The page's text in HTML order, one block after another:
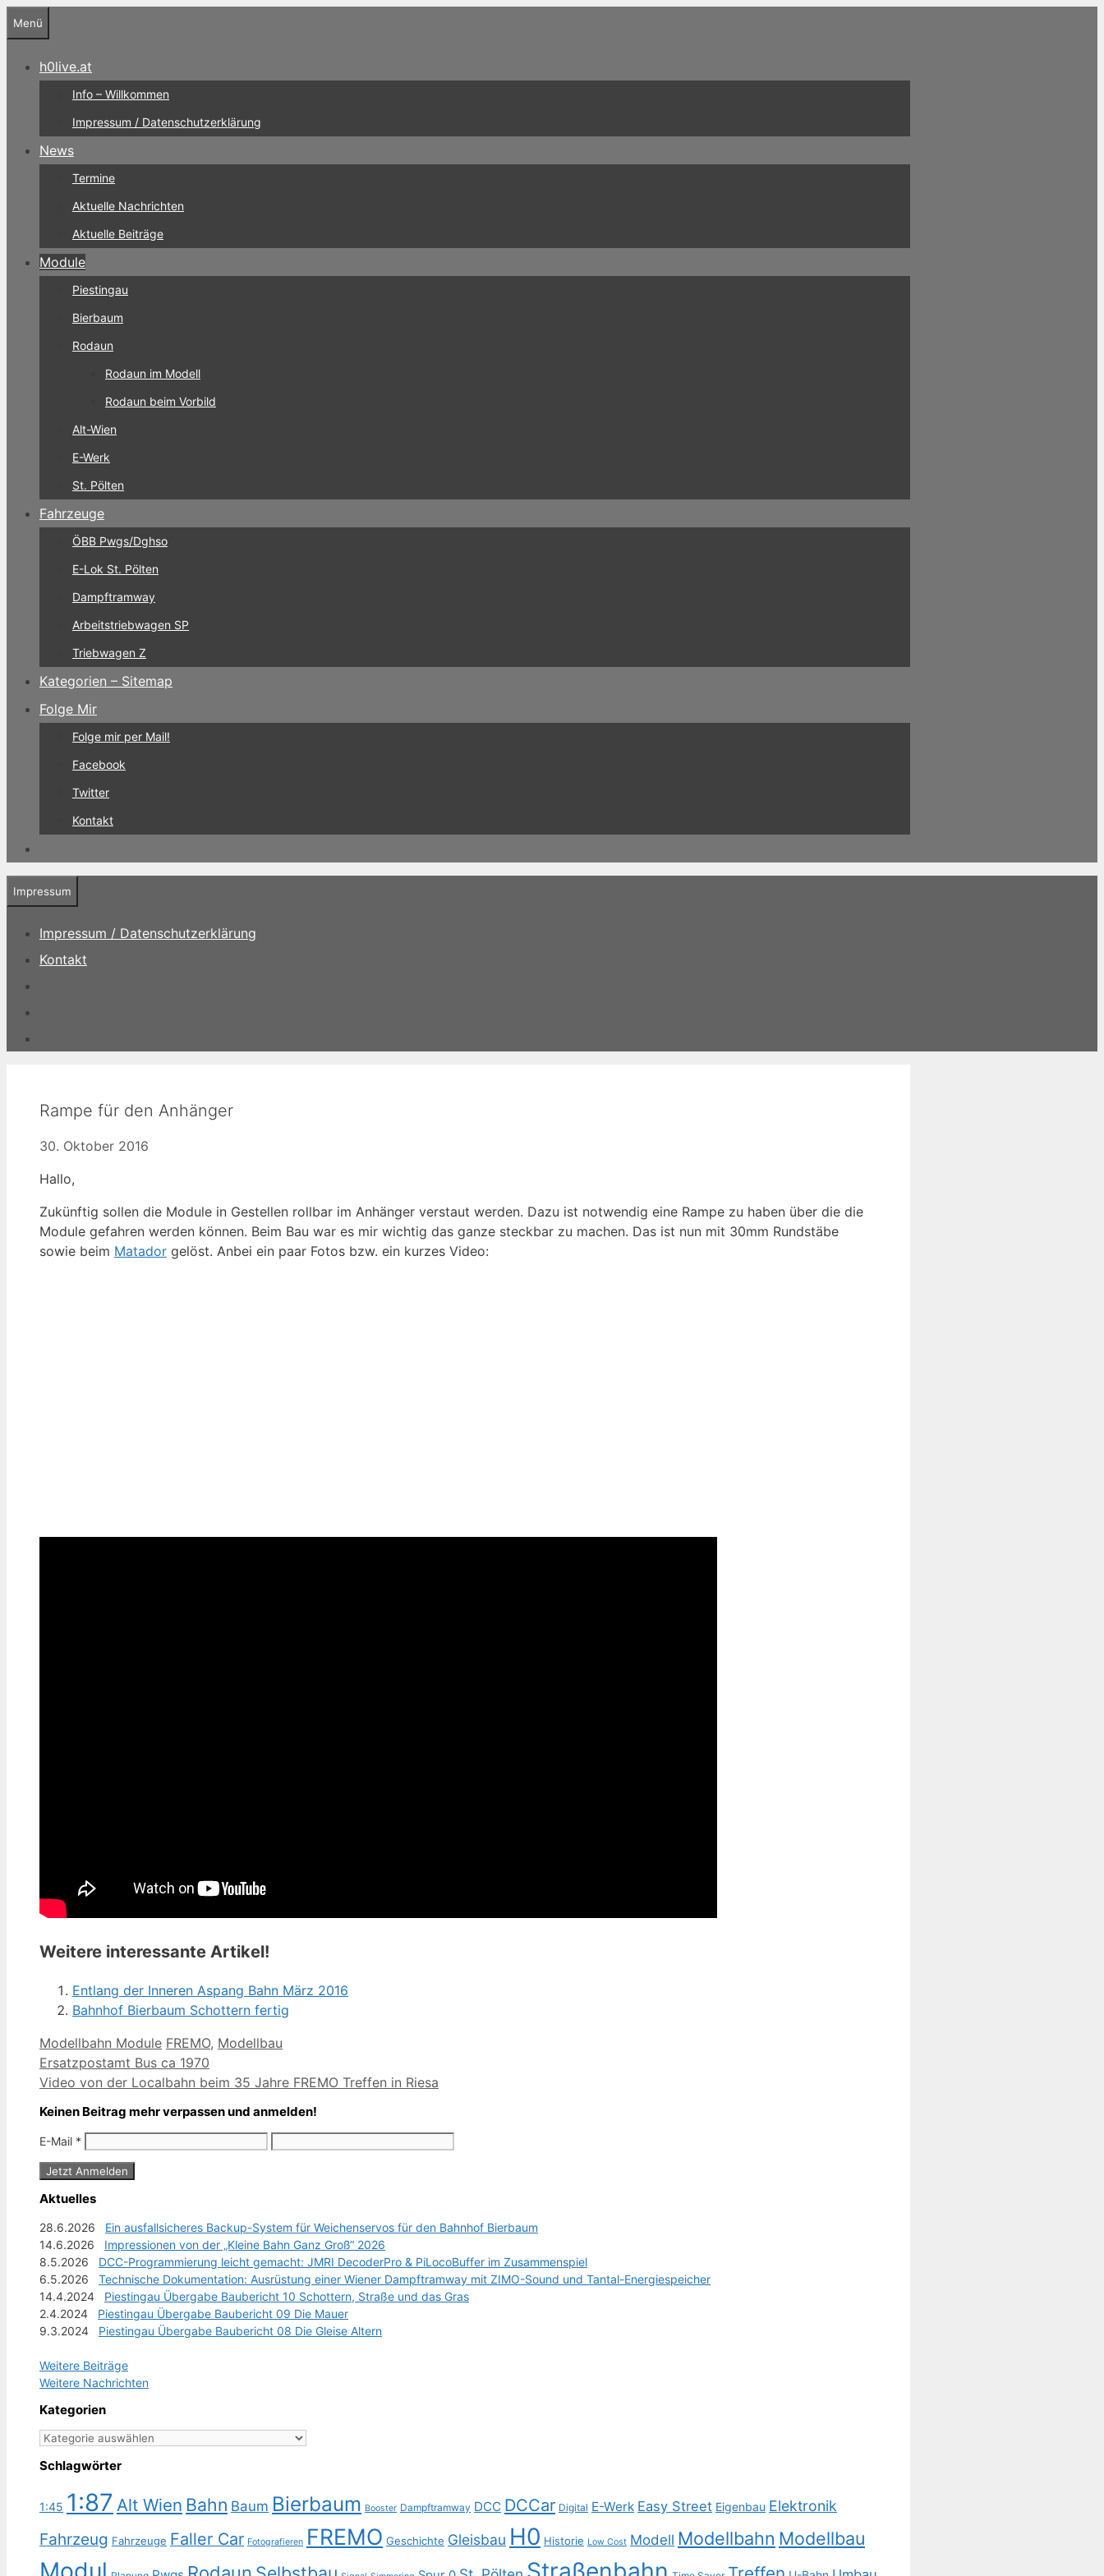
Zum
Inhalt
Menü
h0live.at
Info – Willkommen
Impressum / Datenschutzerklärung
News
Termine
Aktuelle Nachrichten
Aktuelle Beiträge
Module
Piestingau
Bierbaum
Rodaun
Rodaun im Modell
Rodaun beim Vorbild
Alt-Wien
E-Werk
St. Pölten
Fahrzeuge
ÖBB Pwgs/Dghso
E-Lok St. Pölten
Dampftramway
Arbeitstriebwagen SP
Triebwagen Z
Kategorien – Sitemap
Folge Mir
Folge mir per Mail!
Facebook
Twitter
Kontakt
Impressum
Impressum / Datenschutzerklärung
Kontakt
Rampe für den Anhänger
30. Oktober 2016
Hallo,
Zukünftig sollen die Module in Gestellen rollbar im Anhänger verstaut werden. Dazu ist notwendig eine Rampe zu haben über die die
Module gefahren werden können. Beim Bau war es mir wichtig das ganze steckbar zu machen. Das ist nun mit 30mm Rundstäbe
sowie beim Matador gelöst. Anbei ein paar Fotos bzw. ein kurzes Video:
Weitere interessante Artikel!
Entlang der Inneren Aspang Bahn März 2016
Bahnhof Bierbaum Schottern fertig
Kategorien
Modellbahn Module Schlagwörter
FREMO, Modellbau
Ersatzpostamt Bus ca 1970
Video von der Localbahn beim 35 Jahre FREMO Treffen in Riesa
Keinen Beitrag mehr verpassen und anmelden!
E-Mail *
Aktuelles
28.6.2026 Ein ausfallsicheres Backup-System für Weichenservos für den Bahnhof Bierbaum
14.6.2026 Impressionen von der „Kleine Bahn Ganz Groß“ 2026
8.5.2026 DCC-Programmierung leicht gemacht: JMRI DecoderPro & PiLocoBuffer im Zusammenspiel
6.5.2026 Technische Dokumentation: Ausrüstung einer Wiener Dampftramway mit ZIMO-Sound und Tantal-Energiespeicher
14.4.2024 Piestingau Übergabe Baubericht 10 Schottern, Straße und das Gras
2.4.2024 Piestingau Übergabe Baubericht 09 Die Mauer
9.3.2024 Piestingau Übergabe Baubericht 08 Die Gleise Altern
Weitere Beiträge
Weitere Nachrichten
Kategorien
Kategorien
Schlagwörter
1:45 1:87 Alt Wien Bahn Baum Bierbaum Booster Dampftramway DCC DCCar Digital E-Werk Easy Street Eigenbau Elektronik
Fahrzeug Fahrzeuge Faller Car Fotografieren FREMO Geschichte Gleisbau H0 Historie Low Cost Modell Modellbahn Modellbau